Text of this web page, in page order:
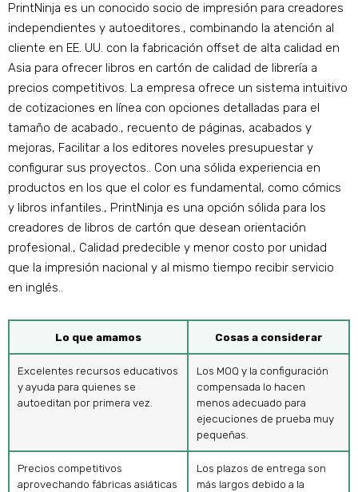
PrintNinja es un conocido socio de impresión para creadores
independientes y autoeditores., combinando la atención al
cliente en EE. UU. con la fabricación offset de alta calidad en
Asia para ofrecer libros en cartón de calidad de librería a
precios competitivos. La empresa ofrece un sistema intuitivo
de cotizaciones en línea con opciones detalladas para el
tamaño de acabado., recuento de páginas, acabados y
mejoras, Facilitar a los editores noveles presupuestar y
configurar sus proyectos.. Con una sólida experiencia en
productos en los que el color es fundamental, como cómics
y libros infantiles., PrintNinja es una opción sólida para los
creadores de libros de cartón que desean orientación
profesional., Calidad predecible y menor costo por unidad
que la impresión nacional y al mismo tiempo recibir servicio
en inglés..
Lo que amamos Cosas a considerar
Excelentes recursos educativos
y ayuda para quienes se
autoeditan por primera vez.
Los MOQ y la configuración
compensada lo hacen
menos adecuado para
ejecuciones de prueba muy
pequeñas.
Precios competitivos
aprovechando fábricas asiáticas
Los plazos de entrega son
más largos debido a la